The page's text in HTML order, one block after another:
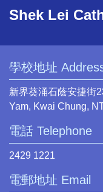
Shek Lei
學校地址
新界葵涌石蔭安捷街
Yam, Kwai Chung,
電話 Telephone
2429 1221
電郵地址 Email